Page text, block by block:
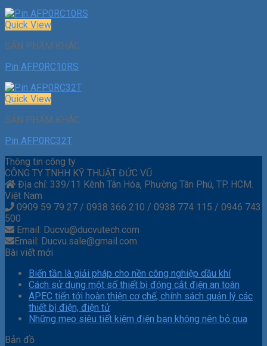
Quick View
SẢN PHẨM KHÁC
Pin AFP0RC10RS
Quick View
SẢN PHẨM KHÁC
Pin AFP0RC32T
Thông tin công ty
CÔNG TY TNHH KỸ THUẬT ĐỨC VŨ
Địa chỉ: 339/11 Kênh Tân Hóa, Phường Tân Phú, TP. HCM.
Việt Nam
0909 59 79 27 / 0938 366 210 / 0938 774 115 / 0946 743
500
Email: Ducvu@ducvutech.com
Email: Ducvu.sale@gmail.com
Bài viết mới
Biến tần là giải pháp cho nền công nghiệp dầu khí
Cách sử dụng một số thiết bị đóng cắt điện an toàn
APEC tiến tới hoàn thiện cơ chế, chính sách quản lý các
thiết bị điện, điện tử
Những mẹo siêu tiết kiệm điện bạn không nên bỏ qua
Bản đồ